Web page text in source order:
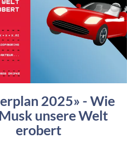
2025» - Wie
unsere Welt
erobert